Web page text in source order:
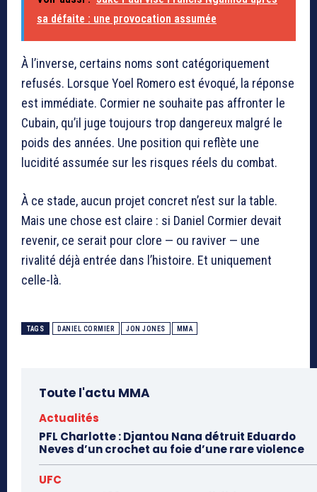
sa défaite : une provocation assumée
À l’inverse, certains noms sont catégoriquement
refusés. Lorsque Yoel Romero est évoqué, la réponse
est immédiate. Cormier ne souhaite pas affronter le
Cubain, qu’il juge toujours trop dangereux malgré le
poids des années. Une position qui reflète une
lucidité assumée sur les risques réels du combat.
À ce stade, aucun projet concret n’est sur la table.
Mais une chose est claire : si Daniel Cormier devait
revenir, ce serait pour clore — ou raviver — une
rivalité déjà entrée dans l’histoire. Et uniquement
celle-là.
TAGS DANIEL CORMIER JON JONES MMA
Toute l'actu MMA
Actualités
PFL Charlotte : Djantou Nana détruit Eduardo
Neves d’un crochet au foie d’une rare violence
UFC